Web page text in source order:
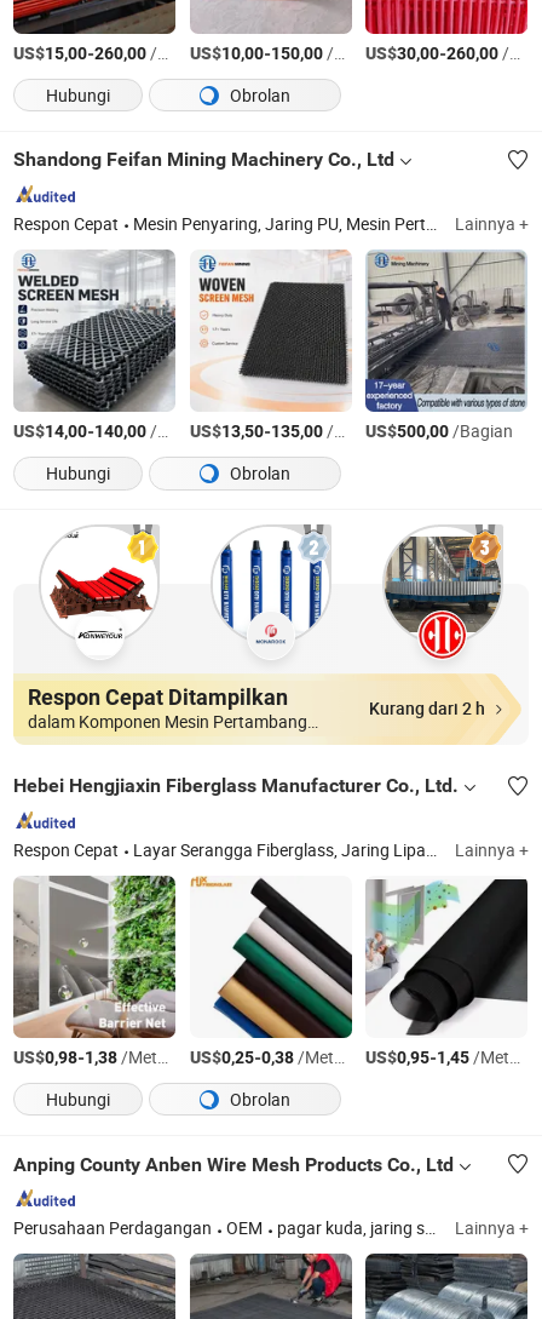
US$15,00-260,00/Meter persegi US$10,00-150,00/Meter persegi US$30,00-260,00/Meter persegi
Hubungi
Obrolan
Shandong Feifan Mining Machinery Co., Ltd
Respon Cepat Mesin Penyaring, Jaring PU, Mesin Pertambangan, Peralatan Jalur Produksi Agregat, Pengumpan, Penghancur, Layar Getar, Peralatan Pencucian Pasir, Sabuk Konveyor, Suku Cadang Mesin Pertambangan Lainnya +
US$14,00-140,00/Meter persegi US$13,50-135,00/Meter persegi US$500,00/Bagian
Hubungi
Obrolan
Respon Cepat Ditampilkan
dalam Komponen Mesin Pertambangan
Kurang dari 2 h
Hebei Hengjiaxin Fiberglass Manufacturer Co., Ltd.
Respon Cepat Layar Serangga Fiberglass, Jaring Lipat, Pintu Layar Magnetik, Layar Pintu Garasi, Pintu Layar Lipat Aluminium Lainnya +
US$0,98-1,38/Meter persegi US$0,25-0,38/Meter persegi US$0,95-1,45/Meter persegi
Hubungi
Obrolan
Anping County Anben Wire Mesh Products Co., Ltd
Perusahaan Perdagangan OEM pagar kuda, jaring stainless steel, layar saringan, kandang tahan ledakan Lainnya +